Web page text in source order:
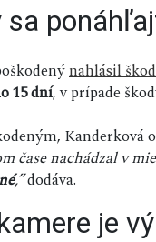
sa
nahlásil
15 dní, v prípade
Kanderková
čase nachádzal v
,”dodáva.
je